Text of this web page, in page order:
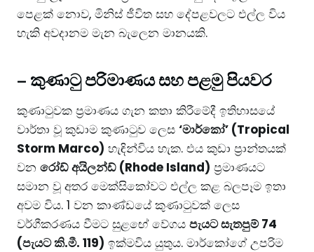
පෙළක් නොව, මිනිස් ජීවිත සහ දේපළවලට එල්ල විය
හැකි අවදානම මැන බැලෙන මානයකි.
– කුණාටු පරිමාණය සහ පළමු පියවර
කුණාටුවක ප්‍රමාණය ගැන කතා කිරීමේදී ඉතිහාසයේ
වාර්තා වූ කුඩාම කුණාටුව ලෙස ‘මාර්කෝ’ (Tropical
Storm Marco) හැඳින්විය හැක. එය කුඩා ප්‍රාන්තයක්
වන රෝඩ් අයිලන්ඩ් (Rhode Island) ප්‍රමාණයට
සමාන වූ අතර මෙක්සිකෝවට එල්ල කළ බලපෑම ඉතා
අවම විය. 1 වන කාණ්ඩයේ කුණාටුවක් ලෙස
වර්ගීකරණය වීමට සුළඟේ වේගය පැයට සැතපුම් 74
(පැයට කි.මී. 119) ඉක්මවිය යුතුය. මාර්කෝගේ උපරිම